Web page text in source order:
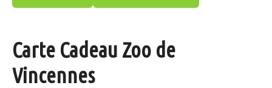
Carte Cadeau Zoo de
Vincennes